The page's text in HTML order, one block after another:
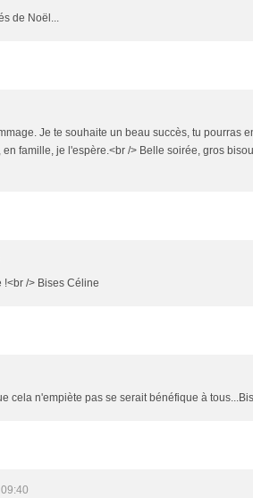
de Noël...
Je te souhaite un beau succès, tu pourras
famille, je l'espère.<br /> Belle soirée, gros
/> Bises Céline
cela n'empiète pas se serait bénéfique à